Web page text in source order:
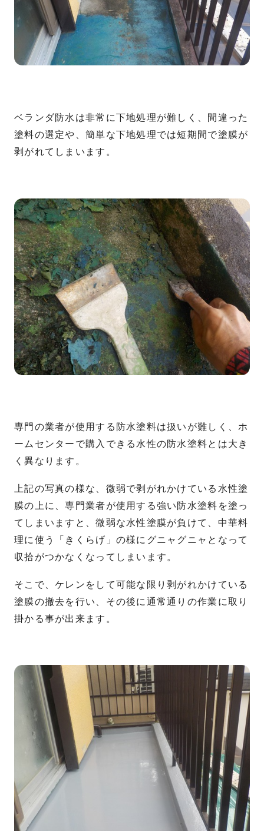
ベランダ防水は非常に下地処理が難しく、間違った
塗料の選定や、簡単な下地処理では短期間で塗膜が
剥がれてしまいます。
専門の業者が使用する防水塗料は扱いが難しく、ホ
ームセンターで購入できる水性の防水塗料とは大き
く異なります。
上記の写真の様な、微弱で剥がれかけている水性塗
膜の上に、専門業者が使用する強い防水塗料を塗っ
てしまいますと、微弱な水性塗膜が負けて、中華料
理に使う「きくらげ」の様にグニャグニャとなって
収拾がつかなくなってしまいます。
そこで、ケレンをして可能な限り剥がれかけている
塗膜の撤去を行い、その後に通常通りの作業に取り
掛かる事が出来ます。